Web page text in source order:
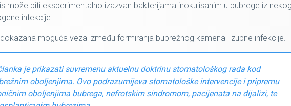
može biti eksperimentalno izazvan bakterijama inokulisanim u bubrege iz
infekcije.
moguća veza između formiranja bubrežnog kamena i zubne infekcije.
je prikazati suvremenu aktuelnu doktrinu stomatološkog rada kod
oboljenjima. Ovo podrazumijeva stomatološke intervencije i pripremu
oboljenjima bubrega, nefrotskim sindromom, pacijenata na dijalizi, te